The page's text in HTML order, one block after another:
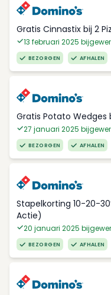
Gratis Cinnastix bij 2
13 februari 2025
BEZORGEN AFHALEN
Gratis Potato Wedges
27 januari 2025
BEZORGEN AFHALEN
Stapelkorting 10-20-
Actie)
20 januari 2025
BEZORGEN AFHALEN